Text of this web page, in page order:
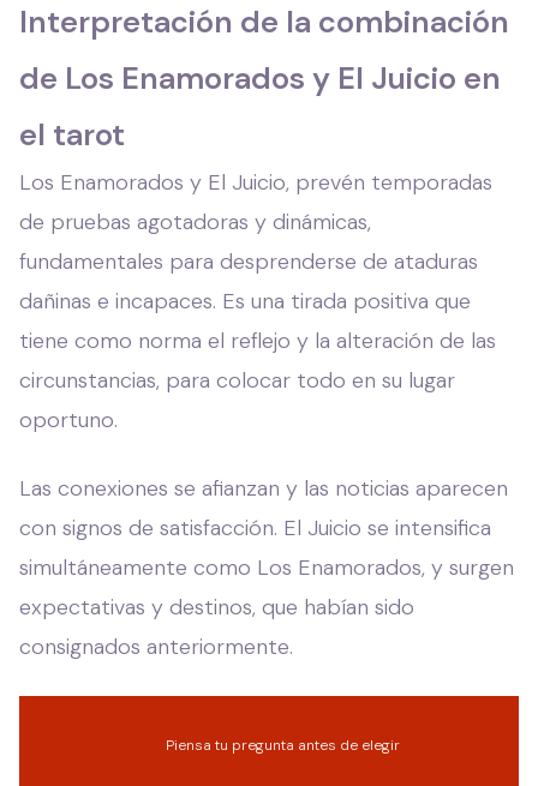
Interpretación de la combinación
de Los Enamorados y El Juicio en
el tarot
Los Enamorados y El Juicio, prevén temporadas
de pruebas agotadoras y dinámicas,
fundamentales para desprenderse de ataduras
dañinas e incapaces. Es una tirada positiva que
tiene como norma el reflejo y la alteración de las
circunstancias, para colocar todo en su lugar
oportuno.
Las conexiones se afianzan y las noticias aparecen
con signos de satisfacción. El Juicio se intensifica
simultáneamente como Los Enamorados, y surgen
expectativas y destinos, que habían sido
consignados anteriormente.
Piensa tu pregunta antes de elegir